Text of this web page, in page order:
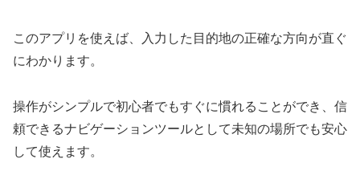
このアプリを使えば、入力した目的地の正確な方向が直ぐ
にわかります。
操作がシンプルで初心者でもすぐに慣れることができ、信
頼できるナビゲーションツールとして未知の場所でも安心
して使えます。